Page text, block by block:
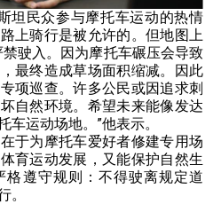
坦民众参与摩托车运动的热情
上骑行是被允许的。但地图上
禁驶入。因为摩托车碾压会导致
最终造成草场面积缩减。因此
项巡查。许多公民或因追求刺
自然环境。希望未来能像发达
车运动场地。”他表示。
于为摩托车爱好者修建专用场
育运动发展，又能保护自然生
格遵守规则：不得驶离规定道
。